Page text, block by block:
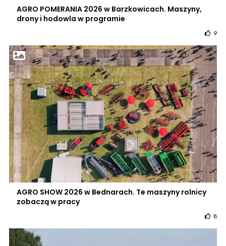
AGRO POMERANIA 2026 w Barzkowicach. Maszyny,
drony i hodowla w programie
9
AGRO SHOW 2026 w Bednarach. Te maszyny rolnicy
zobaczą w pracy
8